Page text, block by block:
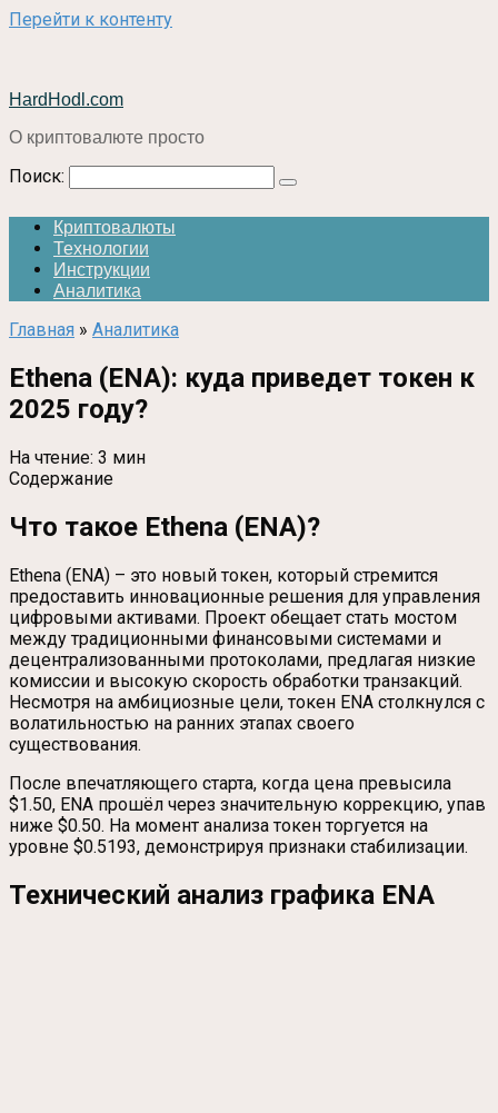
Перейти к контенту
HardHodl.com
О криптовалюте просто
Поиск:
Криптовалюты
Технологии
Инструкции
Аналитика
Главная » Аналитика
Ethena (ENA): куда приведет токен к
2025 году?
На чтение: 3 мин
Содержание
Что такое Ethena (ENA)?
Ethena (ENA) – это новый токен, который стремится
предоставить инновационные решения для управления
цифровыми активами. Проект обещает стать мостом
между традиционными финансовыми системами и
децентрализованными протоколами, предлагая низкие
комиссии и высокую скорость обработки транзакций.
Несмотря на амбициозные цели, токен ENA столкнулся с
волатильностью на ранних этапах своего
существования.
После впечатляющего старта, когда цена превысила
$1.50, ENA прошёл через значительную коррекцию, упав
ниже $0.50. На момент анализа токен торгуется на
уровне $0.5193, демонстрируя признаки стабилизации.
Технический анализ графика ENA